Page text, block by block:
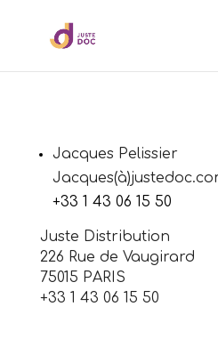
Jacques Pelissier
+33 1 43 06 15 50
Juste Distribution
226 Rue de Vaugirard
75015 PARIS
+33 1 43 06 15 50